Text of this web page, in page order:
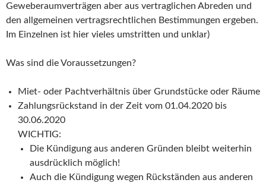
Geweberaumverträgen aber aus vertraglichen Abreden und
den allgemeinen vertragsrechtlichen Bestimmungen ergeben.
Im Einzelnen ist hier vieles umstritten und unklar)
Was sind die Voraussetzungen?
Miet- oder Pachtverhältnis über Grundstücke oder Räume
Zahlungsrückstand in der Zeit vom 01.04.2020 bis
30.06.2020
WICHTIG:
Die Kündigung aus anderen Gründen bleibt weiterhin
ausdrücklich möglich!
Auch die Kündigung wegen Rückständen aus anderen